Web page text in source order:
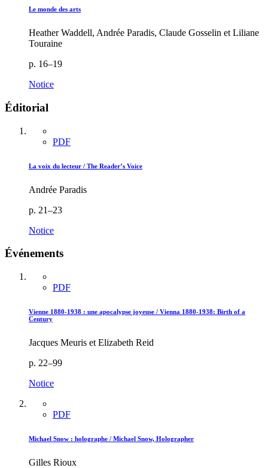
Le monde des arts
Heather Waddell, Andrée Paradis, Claude Gosselin et Liliane
Touraine
p. 16–19
Notice
Éditorial
PDF
La voix du lecteur / The Reader’s Voice
Andrée Paradis
p. 21–23
Notice
Événements
PDF
Vienne 1880-1938 : une apocalypse joyeuse / Vienna 1880-1938: Birth of a
Century
Jacques Meuris et Elizabeth Reid
p. 22–99
Notice
PDF
Michael Snow : holographe / Michael Snow, Holographer
Gilles Rioux